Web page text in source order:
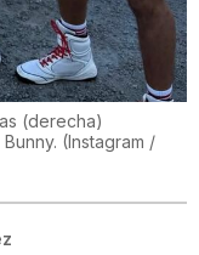
(derecha)
(Instagram /